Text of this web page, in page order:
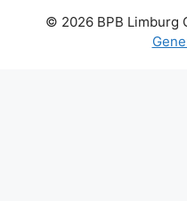
© 2026 BPB Limburg